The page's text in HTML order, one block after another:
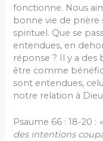
fonctionne. Nous
bonne vie de
spirituel. Que se
entendues, en
réponse ? Il y a des
être comme
sont entendues,
notre relation à
Psaume 66 : 18-20 :
des intentions